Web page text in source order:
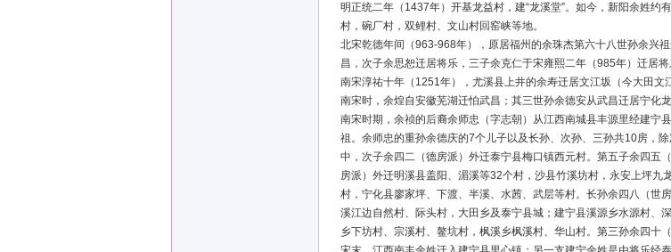
明正统二年（1437年）开基龙益村，建“龙溪堂”。如今，新阳余姓
村，碗厂村，双鲤村、文山村回窑峡等地。
北宋乾德年间（963-968年），原居福州的余珠杰第六十八世孙余兴
昌，次子余思恕迁居将乐，三子余克仁于宋雍熙二年（985年）迁居
南宋淳祐十年（1251年），尤溪县上井的余寿迁居文江坂（今大田文
南宋时，余煌自安徽芜湖迁怕武昌；其三世孙余德安从武昌迁居宁化
南宋时期，余祯的后裔余师忠（字志朝）从江西南城县丰源里经建宁
祖。余师忠的重孙余德庆的7个儿子以及长孙、次孙、三孙共10房，
中，次子余四二（德房派）外迁泰宁县梅口镇西元村。第五子余四五
房派）外迁明溪县盖阳、湄溪等32个村，沙县竹溪坊村，永安上坪
村，宁化县廖家坪、下渡、半溪、水茜、武层等村。长孙余四八（世
溪江边自然村、际头村，大田乡及泰宁县城；建宁县溪源乡水源村、
乡下坊村、宗溪村、鳌坑村，枫溪乡枫溪村、华山村。第三孙余四十